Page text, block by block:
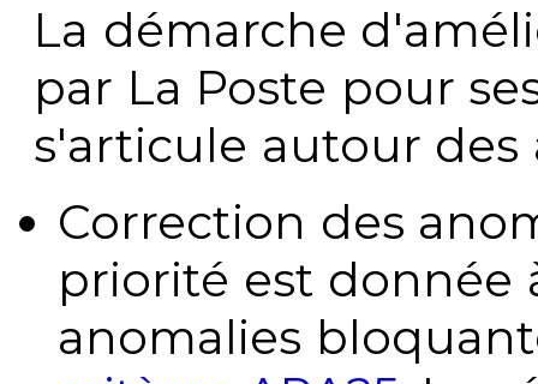
La démarche
par La Poste pour
s'articule autour des
Correction des
priorité est donnée
anomalies